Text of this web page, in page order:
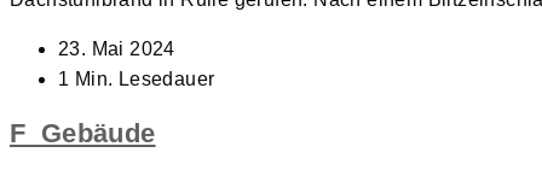
Beitrag
veröffentlicht:
23. Mai 2024
Lesedauer:
1 Min. Lesedauer
F_Gebäude